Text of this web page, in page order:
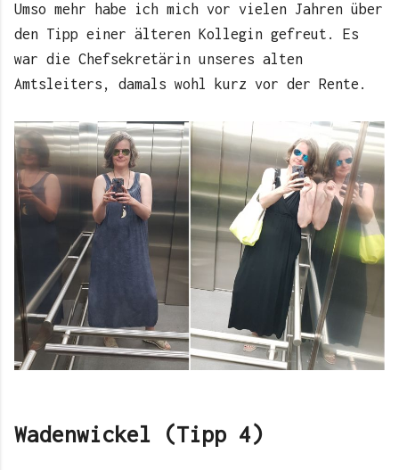
Umso mehr habe ich mich vor vielen Jahren über
den Tipp einer älteren Kollegin gefreut. Es
war die Chefsekretärin unseres alten
Amtsleiters, damals wohl kurz vor der Rente.
Wadenwickel (Tipp 4)